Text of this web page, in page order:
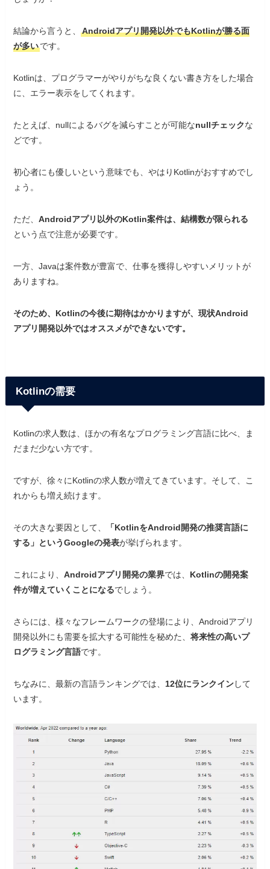
結論から言うと、Androidアプリ開発以外でもKotlinが勝る面
が多いです。
Kotlinは、プログラマーがやりがちな良くない書き方をした場合
に、エラー表示をしてくれます。
たとえば、nullによるバグを減らすことが可能なnullチェックな
どです。
初心者にも優しいという意味でも、やはりKotlinがおすすめでし
ょう。
ただ、Androidアプリ以外のKotlin案件は、結構数が限られる
という点で注意が必要です。
一方、Javaは案件数が豊富で、仕事を獲得しやすいメリットが
ありますね。
そのため、Kotlinの今後に期待はかかりますが、現状Android
アプリ開発以外ではオススメができないです。
Kotlinの需要
Kotlinの求人数は、ほかの有名なプログラミング言語に比べ、ま
だまだ少ない方です。
ですが、徐々にKotlinの求人数が増えてきています。そして、こ
れからも増え続けます。
その大きな要因として、
「KotlinをAndroid開発の推奨言語に
する」というGoogleの発表が挙げられます。
これにより、Androidアプリ開発の業界では、 Kotlinの開発案
件が増えていくことになるでしょう。
さらには、様々なフレームワークの登場により、Androidアプリ
開発以外にも需要を拡大する可能性を秘めた、将来性の高いプ
ログラミング言語です。
ちなみに、最新の言語ランキングでは、 12位にランクインして
います。